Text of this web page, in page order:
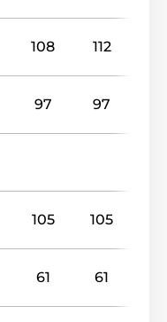
108 112
97 97
105 105
61 61